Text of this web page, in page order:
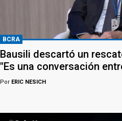
BCRA
Bausili descartó un
"Es una conversación
Por ERIC NESICH